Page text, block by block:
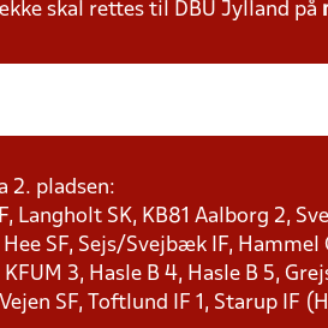
skal rettes til DBU Jylland på
2. pladsen:
Langholt SK, KB81 Aalborg 2,
SF, Sejs/Svejbæk IF, Hammel
3, Hasle B 4, Hasle B 5,
SF, Toftlund IF 1, Starup IF